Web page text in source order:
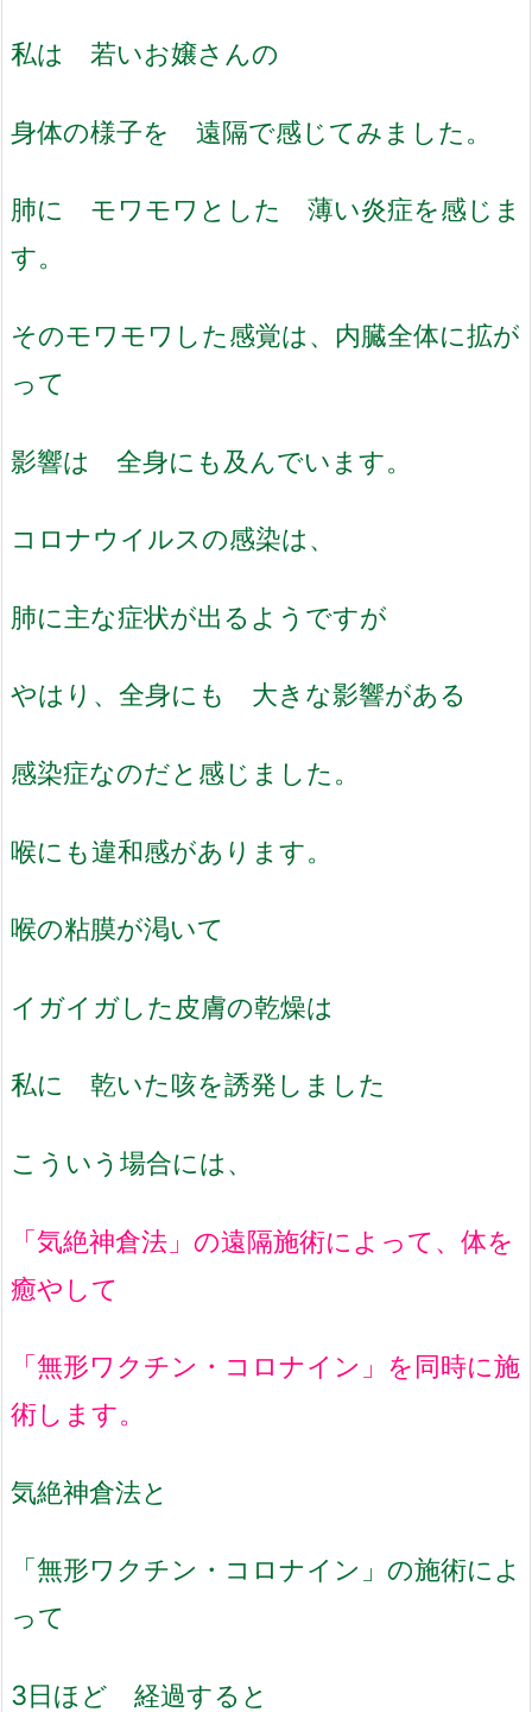
私は 若いお嬢さんの
身体の様子を 遠隔で感じてみました。
肺に モワモワとした 薄い炎症を感じま
す。
そのモワモワした感覚は、内臓全体に拡が
って
影響は 全身にも及んでいます。
コロナウイルスの感染は、
肺に主な症状が出るようですが
やはり、全身にも 大きな影響がある
感染症なのだと感じました。
喉にも違和感があります。
喉の粘膜が渇いて
イガイガした皮膚の乾燥は
私に 乾いた咳を誘発しました
こういう場合には、
「気絶神倉法」の遠隔施術によって、体を
癒やして
「無形ワクチン・コロナイン」を同時に施
術します。
気絶神倉法と
「無形ワクチン・コロナイン」の施術によ
って
3日ほど 経過すると